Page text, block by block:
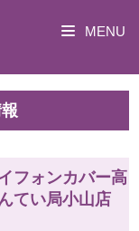
MENU
フォンカバー高
てい局小山店